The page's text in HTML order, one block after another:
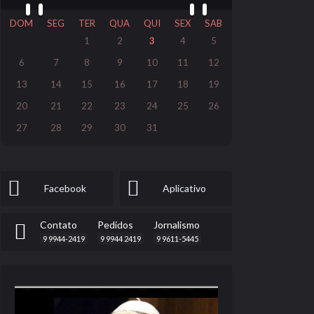
DOM SEG TER QUA QUI SEX
SAB
1
2 3 4
5
6
7 8 9 10 11
12
13
14 15 16 17 18
19
20
21 22 23 24 25
26
27
28 29 30 31
Facebook Aplicativo
Contato
9 9944-2419
Pedidos
9 9944 2419
Jornalismo
9 9611-5445